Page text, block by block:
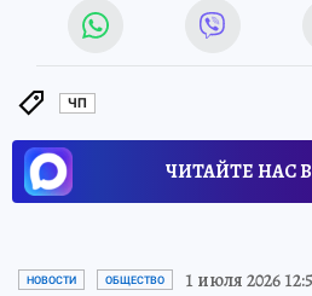
ЧП
ЧИТАЙТЕ НАС
НОВОСТИ ОБЩЕСТВО 1 июля 2026